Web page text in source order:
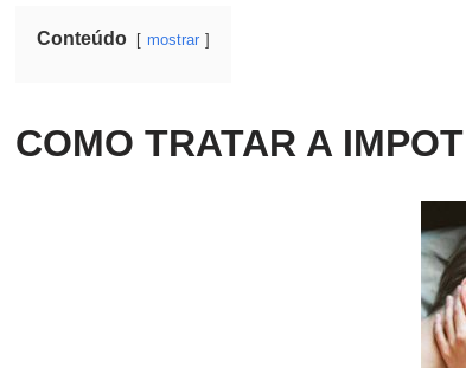
Conteúdo mostrar
COMO TRATAR A